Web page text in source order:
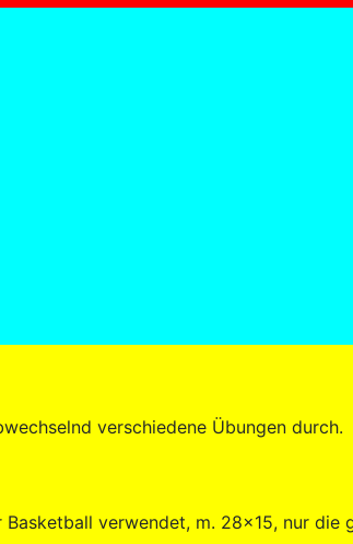
verschiedene Übungen durch.
verwendet, m. 28x15, nur die